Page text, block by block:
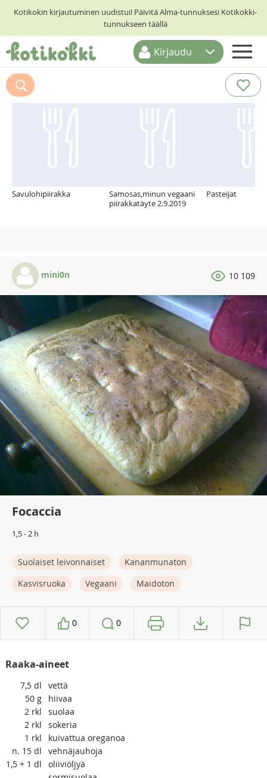
Kotikokin kirjautuminen uudistui! Päivitä Alma-tunnuksesi Kotikokki-
tunnukseen täällä
ETUSIVU
RESEPTIHAKU
Kirjaudu
Suosittelemme myös
Savulohipiirakka
Samosas,minun vegaani
piirakkatäyte 2.9.2019
Pasteijat
mini0n 10 109
Focaccia
1,5 - 2 h
Suolaiset leivonnaiset
Kananmunaton
Kasvisruoka
Vegaani Maidoton
0 0
Raaka-aineet
7,5 dl
vettä
50 g
hiivaa
2 rkl
suolaa
2 rkl
sokeria
1 rkl
kuivattua oreganoa
n. 15 dl
vehnäjauhoja
1,5 + 1 dl
oliiviöljyä